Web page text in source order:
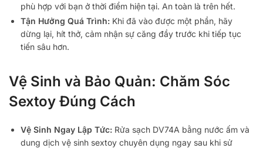
phù hợp với bạn ở thời điểm hiện tại. An toàn là trên hết.
Tận Hưởng Quá Trình: Khi đã vào được một phần, hãy
dừng lại, hít thở, cảm nhận sự căng đầy trước khi tiếp tục
tiến sâu hơn.
Vệ Sinh và Bảo Quản: Chăm Sóc
Sextoy Đúng Cách
Vệ Sinh Ngay Lập Tức: Rửa sạch DV74A bằng nước ấm và
dung dịch vệ sinh sextoy chuyên dụng ngay sau khi sử